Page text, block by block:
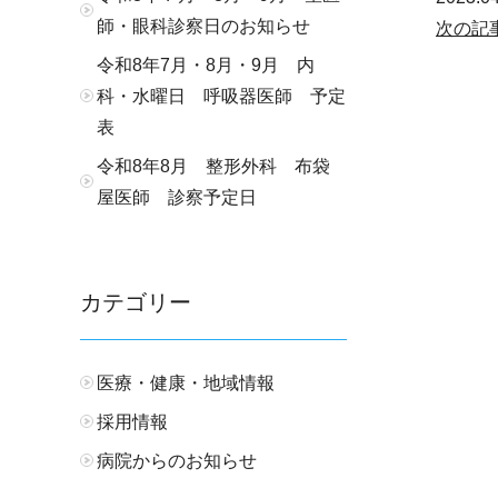
次の記
師・眼科診察日のお知らせ
令和8年7月・8月・9月 内
科・水曜日 呼吸器医師 予定
表
令和8年8月 整形外科 布袋
屋医師 診察予定日
カテゴリー
医療・健康・地域情報
採用情報
病院からのお知らせ